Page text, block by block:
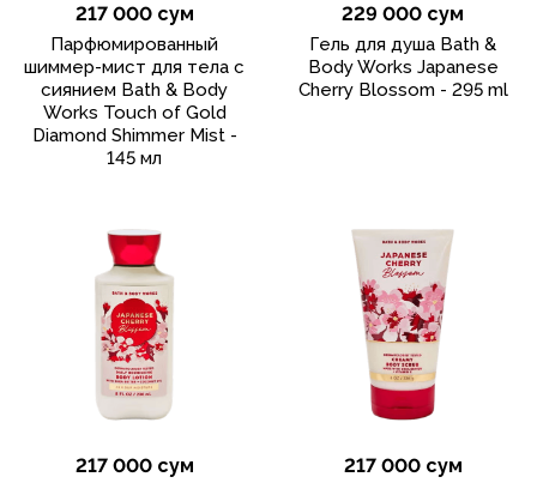
217 000 сум
Парфюмированный
шиммер-мист для тела с
сиянием Bath & Body
Works Touch of Gold
Diamond Shimmer Mist -
145 мл
229 000 сум
Гель для душа Bath &
Body Works Japanese
Cherry Blossom - 295 ml
217 000 сум 217 000 сум